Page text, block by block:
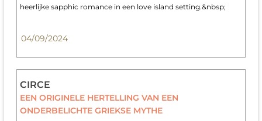
heerlijke sapphic romance in een love island setting.&nbsp;
04/09/2024
CIRCE
EEN ORIGINELE HERTELLING VAN EEN
ONDERBELICHTE GRIEKSE MYTHE